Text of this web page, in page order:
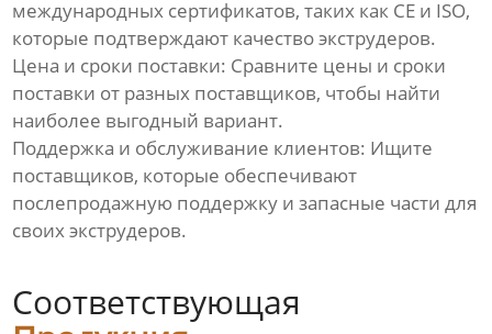
из ПВХ
Линия по производству
профилей из ПВХ
Экструзионная линия по
производству био-
наполнителей из
полиэтилена
международных сертификатов, таких как CE и ISO,
которые подтверждают качество экструдеров.
Цена и сроки поставки: Сравните цены и сроки
поставки от разных поставщиков, чтобы найти
наиболее выгодный вариант.
Поддержка и обслуживание клиентов: Ищите
поставщиков, которые обеспечивают
послепродажную поддержку и запасные части для
своих экструдеров.
Соответствующая